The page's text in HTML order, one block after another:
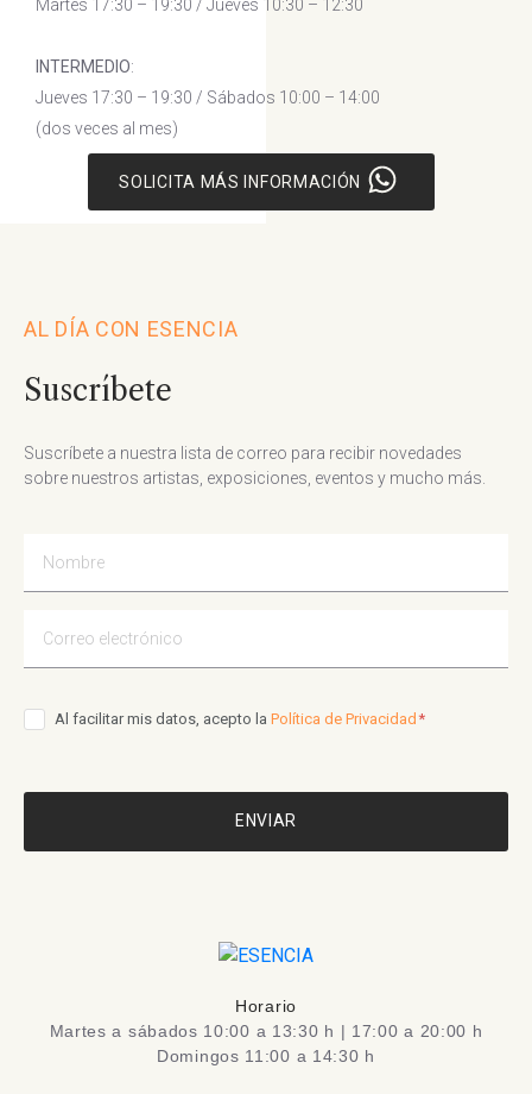
Martes 17:30 – 19:30 / Jueves 10:30 – 12:30
INTERMEDIO:
Jueves 17:30 – 19:30 / Sábados 10:00 – 14:00
(dos veces al mes)
SOLICITA MÁS INFORMACIÓN
AL DÍA CON ESENCIA
Suscríbete
Suscríbete a nuestra lista de correo para recibir novedades
sobre nuestros artistas, exposiciones, eventos y mucho más.
Al facilitar mis datos, acepto la Política de Privacidad
ENVIAR
Horario
Martes a sábados 10:00 a 13:30 h | 17:00 a 20:00 h
Domingos 11:00 a 14:30 h